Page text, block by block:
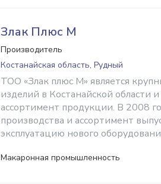
Злак Плюс М
Производитель
Костанайская область, Рудный
ТОО «Злак плюс М» является
изделий в Костанайской области
ассортимент продукции. В 2008
производства и ассортимент
эксплуатацию нового
Макаронная промышленность